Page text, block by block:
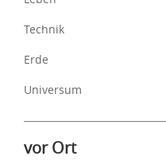
Technik
Erde
Universum
vor Ort